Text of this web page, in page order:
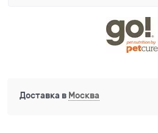
Доставка в Москва